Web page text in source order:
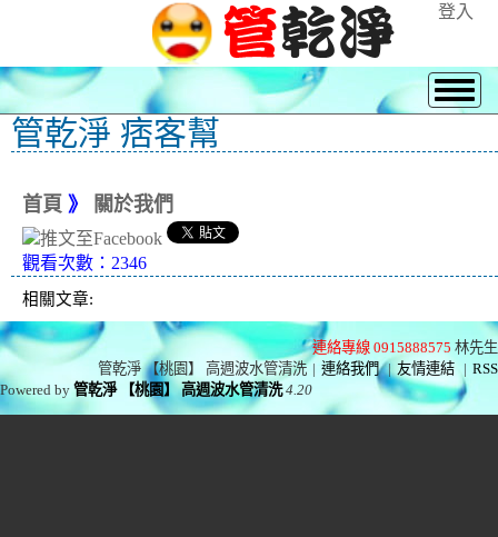
登入
管乾淨 痞客幫
首頁 》 關於我們
觀看次數：2346
相關文章:
連絡專線 0915888575 林先生
管乾淨 【桃園】 高週波水管清洗 | 連絡我們 | 友情連結 | RSS
Powered by管乾淨 【桃園】 高週波水管清洗 4.20